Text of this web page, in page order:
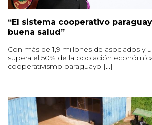
“El sistema cooperativo
buena salud”
Con más de 1,9 millones de asociados y
supera el 50% de la población
cooperativismo paraguayo [...]